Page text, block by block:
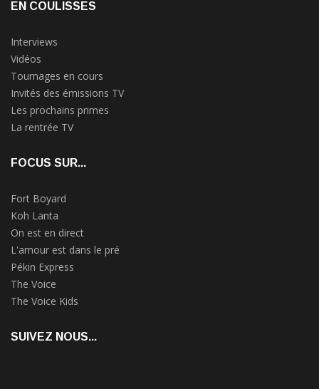
EN COULISSES
Interviews
Vidéos
Tournages en cours
Invités des émissions TV
Les prochains primes
La rentrée TV
FOCUS SUR...
Fort Boyard
Koh Lanta
On est en direct
L'amour est dans le pré
Pékin Express
The Voice
The Voice Kids
SUIVEZ NOUS...